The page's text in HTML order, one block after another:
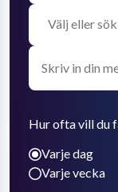
Hur ofta vill du
Varje dag
Varje vecka